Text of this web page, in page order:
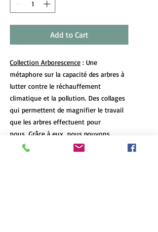
Add to Cart
Collection Arborescence : Une
métaphore sur la capacité des arbres à
lutter contre le réchauffement
climatique et la pollution. Des collages
qui permettent de magnifier le travail
que les arbres effectuent pour
nous. Grâce à eux, nous pouvons
continuer à apercevoir un peu de ciel